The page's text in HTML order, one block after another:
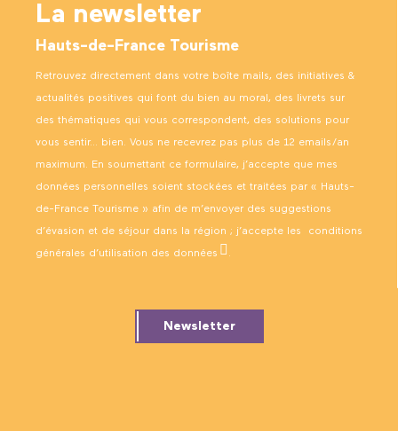
La newsletter
Hauts-de-France Tourisme
Retrouvez directement dans votre boîte mails, des initiatives &
actualités positives qui font du bien au moral, des livrets sur
des thématiques qui vous correspondent, des solutions pour
vous sentir… bien. Vous ne recevrez pas plus de 12 emails/an
maximum. En soumettant ce formulaire, j’accepte que mes
données personnelles soient stockées et traitées par « Hauts-
de-France Tourisme » afin de m’envoyer des suggestions
d’évasion et de séjour dans la région ; j’accepte les conditions
générales d’utilisation des données .
Newsletter